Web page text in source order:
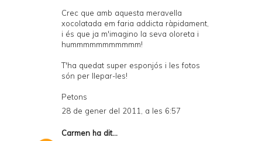
Crec que amb aquesta meravella
xocolatada em faria addicta ràpidament,
i és que ja m'imagino la seva oloreta i
hummmmmmmmmmm!
T'ha quedat super esponjós i les fotos
són per llepar-les!
Petons
28 de gener del 2011, a les 6:57
Carmen ha dit...